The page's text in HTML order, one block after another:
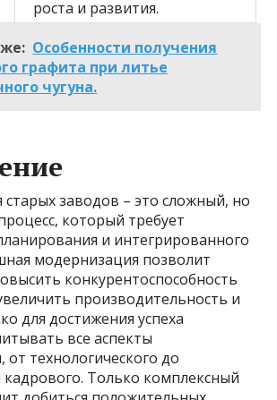
роста и развития.
Особенности получения
графита при литье
чугуна.
заводов – это сложный, но
который требует
и интегрированного
модернизация позволит
конкурентоспособность
производительность и
для достижения успеха
все аспекты
технологического до
Только комплексный